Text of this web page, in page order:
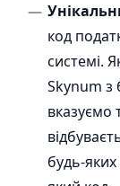
код
системі.
Skynum з
вказуємо
будь-